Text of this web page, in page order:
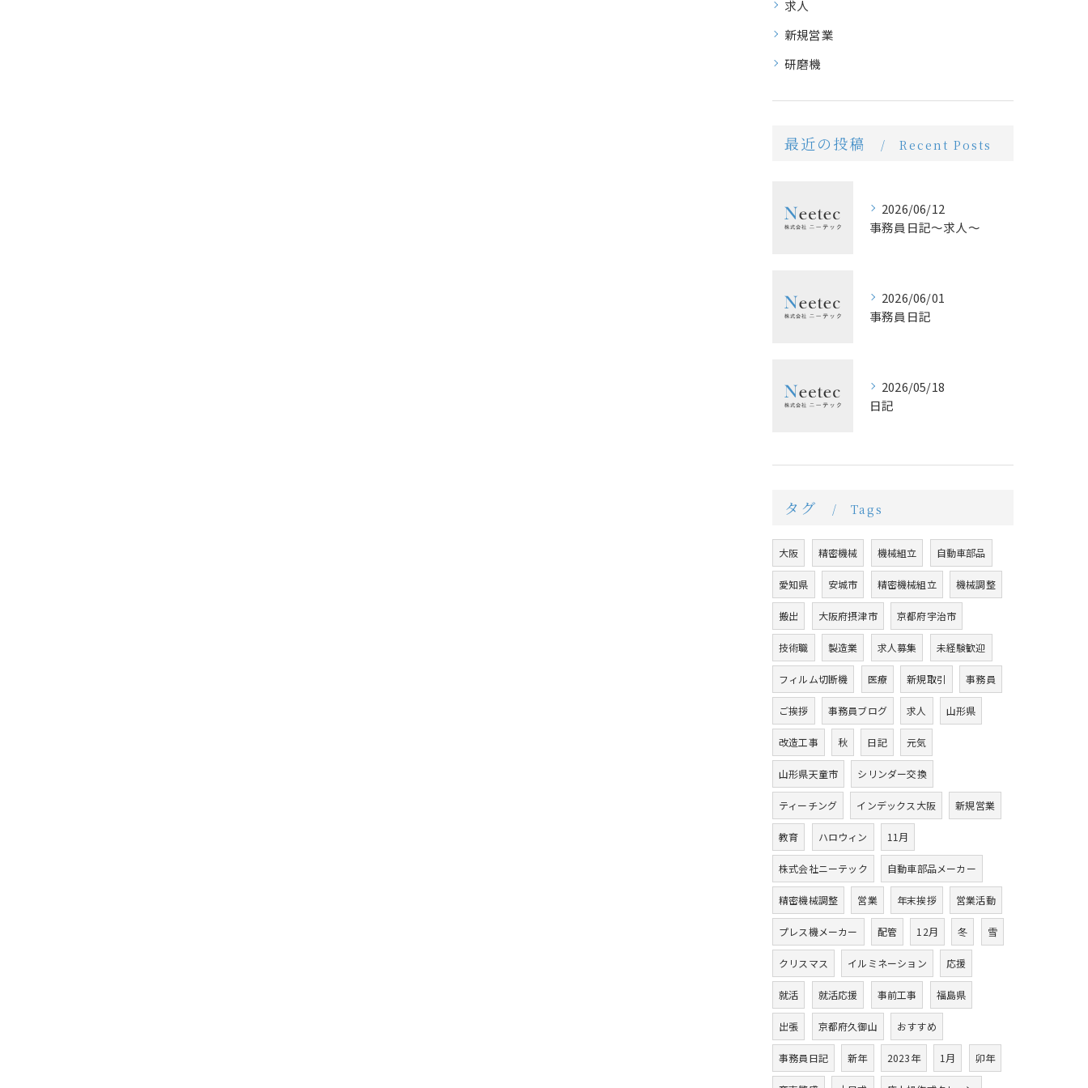
求人
新規営業
研磨機
最近の投稿 Recent Posts
2026/06/12
事務員日記〜求人〜
2026/06/01
事務員日記
2026/05/18
日記
タグ Tags
大阪 精密機械 機械組立 自動車部品
愛知県 安城市 精密機械組立 機械調整
搬出 大阪府摂津市 京都府宇治市
技術職 製造業 求人募集 未経験歓迎
フィルム切断機 医療 新規取引 事務員
ご挨拶 事務員ブログ 求人 山形県
改造工事 秋 日記 元気
山形県天童市 シリンダー交換
ティーチング インデックス大阪 新規営業
教育 ハロウィン 11月
株式会社ニーテック 自動車部品メーカー
精密機械調整 営業 年末挨拶 営業活動
プレス機メーカー 配管 12月 冬 雪
クリスマス イルミネーション 応援
就活 就活応援 事前工事 福島県
出張 京都府久御山 おすすめ
事務員日記 新年 2023年 1月 卯年